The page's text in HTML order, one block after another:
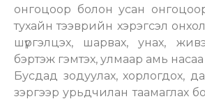
онгоцоор болон усан
тухайн тээврийн хэрэгсэл
шүргэлцэх, шарвах, унах,
бэртэж гэмтэх, улмаар амь
Бусдад зодуулах, хорлогдох,
зэргээр урьдчилан таамаглах